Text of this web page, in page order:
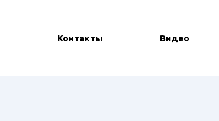
Контакты Видео